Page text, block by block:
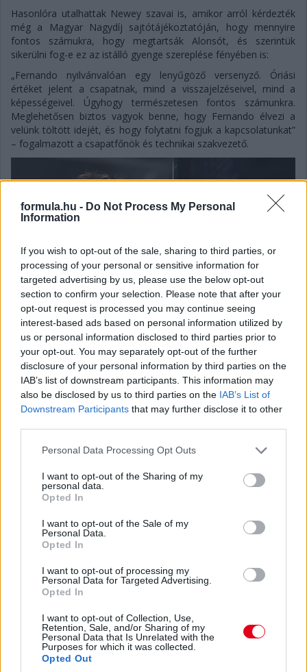
formula.hu - Do Not Process My Personal
Information
If you wish to opt-out of the sale, sharing to third parties, or
processing of your personal or sensitive information for
targeted advertising by us, please use the below opt-out
section to confirm your selection. Please note that after your
opt-out request is processed you may continue seeing
interest-based ads based on personal information utilized by
us or personal information disclosed to third parties prior to
your opt-out. You may separately opt-out of the further
disclosure of your personal information by third parties on the
IAB’s list of downstream participants. This information may
also be disclosed by us to third parties on the IAB’s List of
Downstream Participants that may further disclose it to other
Please note that this website/app uses one or more Google
not limited to your visit or usage behaviour. You may click to
grant or deny consent to Google and its third-party tags to
use your data for below specified purposes in below Google
consent section.
Personal Data Processing Opt Outs
I want to opt-out of the Sharing of my
personal data.
Opted In
I want to opt-out of the Sale of my
Personal Data.
Opted In
I want to opt-out of processing my
Personal Data for Targeted Advertising.
Opted In
I want to opt-out of Collection, Use,
Retention, Sale, and/or Sharing of my
Personal Data that Is Unrelated with the
Purposes for which it was collected.
Opted Out
Hasonlóra utalhattak Newey szavai is, amikor arról kérdezték
még a Magyar Nagydíj sajtótájékoztatóján, hogy mennyire
fontos számukra, hogy megtartsák Alonsót, és szerintük
sikerülni fog-e ez az istálló gyenge szereplése fényében is:
„Fernando nyilvánvalóan egy lenyűgöző versenyző. Óriási
értéket jelent a csapatnak, mind a visszajelzéseivel, mind a
képességeivel. Úgyhogy természetesen fontos számunkra.
Meglehetősen biztos vagyok benne, hogy Fernando élvezi a
velünk töltött idejét, és hogy folytatni fogjuk a kapcsolatunkat”
– fogalmazott a csapatfőnök és technikai szakvezető.
Balogh Tamás
3 napja
Lassuló fejlesztési ütemre számít a Red Bull
várható volt, hogy kiélezett lesz a fejlesztési háború a csapatok
között. A szezon első felében láthattunk is több nagy fejlesztési
csomagot az istállók többségénél, ezek pedig rendszerint
valóban előrelépést is jelentettek (talán a Haas és a Williams
jelentik a kivételt). A Red Bullnál is működött például a
Miamiban és a Spielbergben bevetett csomag, ám Laurent
lassulni fog a fejlesztési ütemük, részben azért, mert a
költségeket meg kell osztani a 2027-es autó munkálatai között
„Nem tudom, a többiekkel mi a helyzet, de az biztos, hogy egy
ponton döntést kell hoznunk, hogyan egyensúlyozunk az idei és
a jövő év között. Arra számítok, hogy ez hamarabb meg fog
történni, mint tavaly. Szóval főleg a szabályzat fényében